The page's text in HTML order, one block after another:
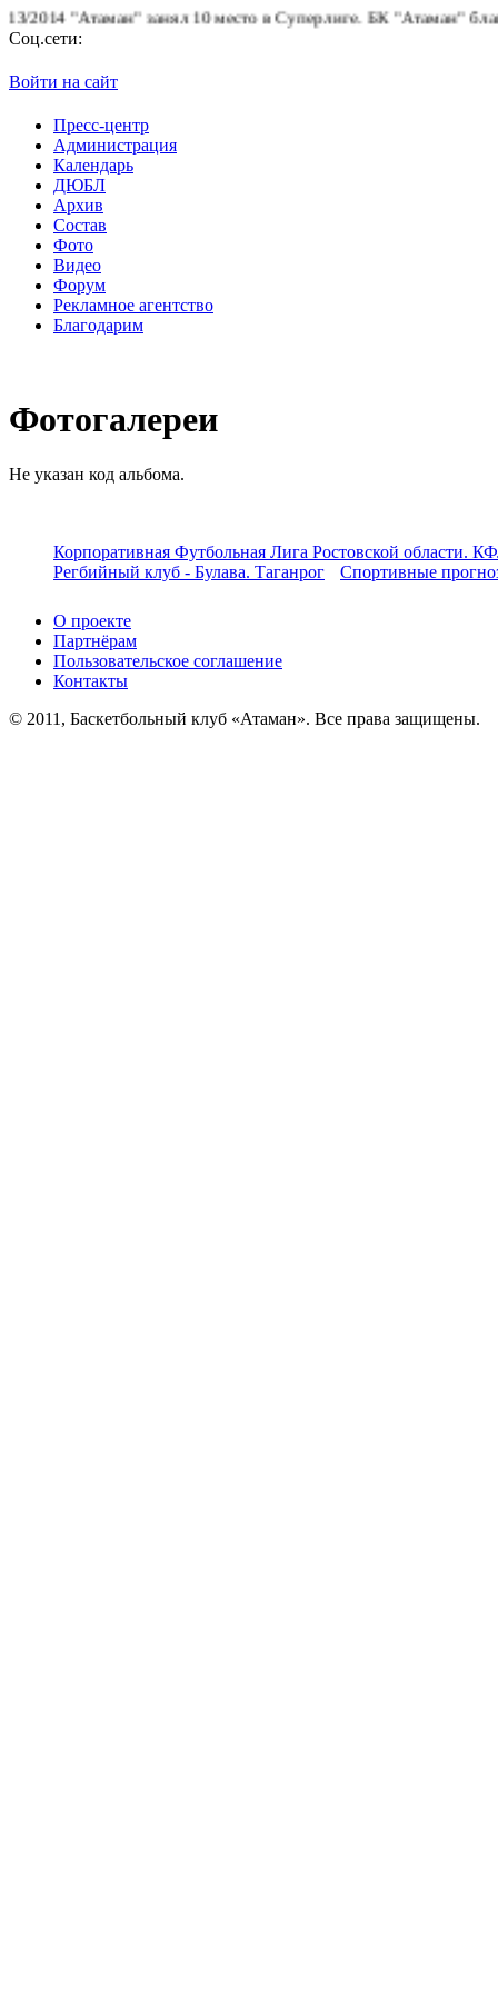
"Атаман" занял 10 место в Суперлиге.БК "Атаман"
Соц.сети:
Войти на сайт
Пресс-центр
Администрация
Календарь
ДЮБЛ
Архив
Состав
Фото
Видео
Форум
Рекламное агентство
Благодарим
Фотогалереи
Не указан код альбома.
Корпоративная Футбольная Лига Ростовской области.
Регбийный клуб - Булава. Таганрог
Спортивные
О проекте
Партнёрам
Пользовательское соглашение
Контакты
© 2011, Баскетбольный клуб «Атаман». Все права защищены.